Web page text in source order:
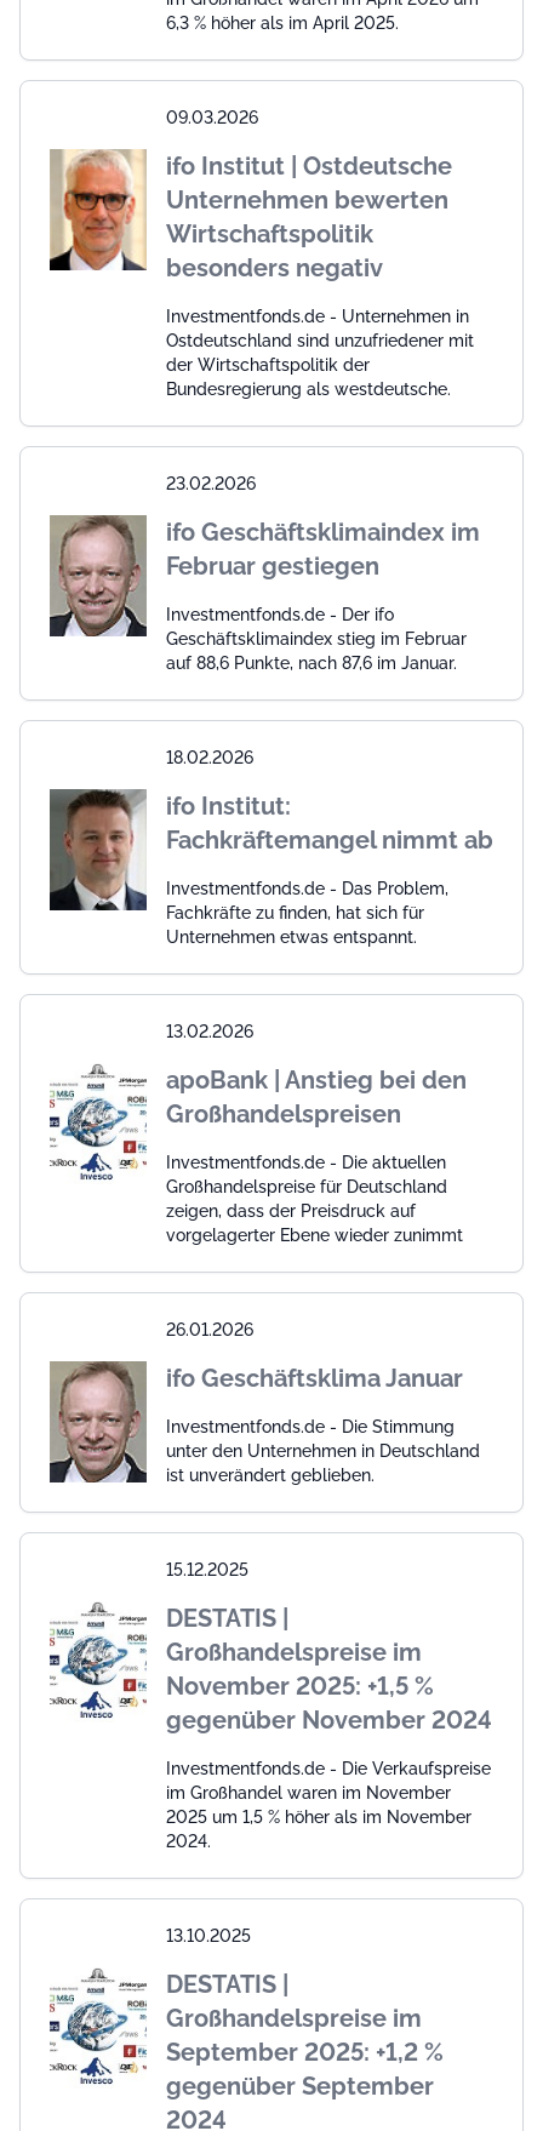
6,3 % höher als im April 2025.
09.03.2026
ifo Institut | Ostdeutsche
Unternehmen bewerten
Wirtschaftspolitik
besonders negativ
Investmentfonds.de - Unternehmen in
Ostdeutschland sind unzufriedener mit
der Wirtschaftspolitik der
Bundesregierung als westdeutsche.
23.02.2026
ifo Geschäftsklimaindex im
Februar gestiegen
Investmentfonds.de - Der ifo
Geschäftsklimaindex stieg im Februar
auf 88,6 Punkte, nach 87,6 im Januar.
18.02.2026
ifo Institut:
Fachkräftemangel nimmt ab
Investmentfonds.de - Das Problem,
Fachkräfte zu finden, hat sich für
Unternehmen etwas entspannt.
13.02.2026
apoBank | Anstieg bei den
Großhandelspreisen
Investmentfonds.de - Die aktuellen
Großhandelspreise für Deutschland
zeigen, dass der Preisdruck auf
vorgelagerter Ebene wieder zunimmt
26.01.2026
ifo Geschäftsklima Januar
Investmentfonds.de - Die Stimmung
unter den Unternehmen in Deutschland
ist unverändert geblieben.
15.12.2025
DESTATIS |
Großhandelspreise im
November 2025: +1,5 %
gegenüber November 2024
Investmentfonds.de - Die Verkaufspreise
im Großhandel waren im November
2025 um 1,5 % höher als im November
2024.
13.10.2025
DESTATIS |
Großhandelspreise im
September 2025: +1,2 %
gegenüber September
2024